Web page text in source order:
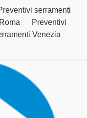
serramenti
Preventivi
Venezia